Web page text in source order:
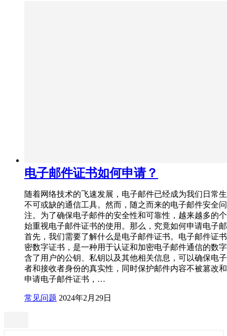
电子邮件证书如何申请？
随着网络技术的飞速发展，电子邮件已经成为我们日常
不可或缺的通信工具。然而，随之而来的电子邮件安全
注。为了确保电子邮件的安全性和可靠性，越来越多的
始重视电子邮件证书的使用。那么，究竟如何申请电子
首先，我们需要了解什么是电子邮件证书。电子邮件证
密数字证书，是一种用于认证和加密电子邮件通信的数
含了用户的公钥、私钥以及其他相关信息，可以确保电
者和接收者身份的真实性，同时保护邮件内容不被篡改
申请电子邮件证书，…
常见问题 2024年2月29日